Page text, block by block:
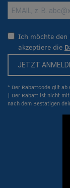
Ich möchte den
akzeptiere die
JETZT
* Der Rabattcode gilt ab
| Der Rabatt ist nicht
nach dem Bestätigen